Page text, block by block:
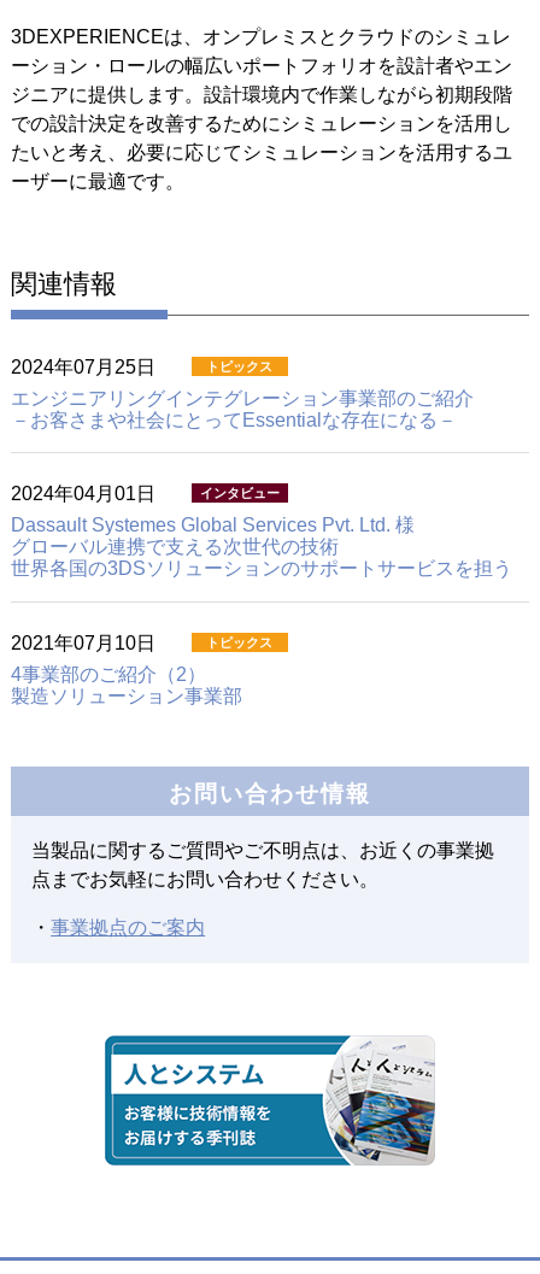
3DEXPERIENCEは、オンプレミスとクラウドのシミュレ
ーション・ロールの幅広いポートフォリオを設計者やエン
ジニアに提供します。設計環境内で作業しながら初期段階
での設計決定を改善するためにシミュレーションを活用し
たいと考え、必要に応じてシミュレーションを活用するユ
ーザーに最適です。
関連情報
2024年07月25日
エンジニアリングインテグレーション事業部のご紹介
－お客さまや社会にとってEssentialな存在になる－
2024年04月01日
Dassault Systemes Global Services Pvt. Ltd. 様
グローバル連携で支える次世代の技術
世界各国の3DSソリューションのサポートサービスを担う
2021年07月10日
4事業部のご紹介（2）
製造ソリューション事業部
2020年01月01日
TECHNIA PLM INNOVATION FORUM 2019のご報告
2020年01月01日
FY2018の活動における表彰
2019年01月01日
ダッソー・システムズ株式会社 様
ものづくり変革のための意識変革
お問い合わせ情報
当製品に関するご質問やご不明点は、お近くの事業拠
点までお気軽にお問い合わせください。
・事業拠点のご案内